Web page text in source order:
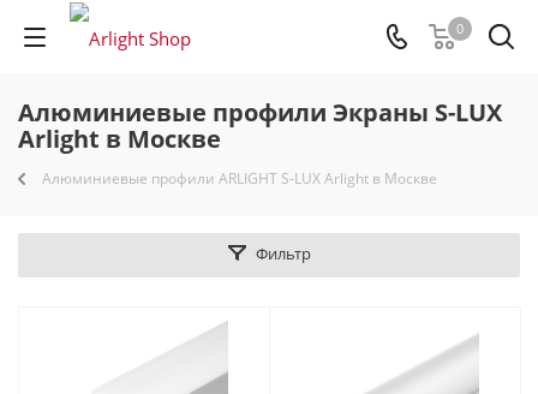
0
Алюминиевые профили Экраны S-LUX
Arlight в Москве
Алюминиевые профили ARLIGHT S-LUX Arlight в Москве
Фильтр